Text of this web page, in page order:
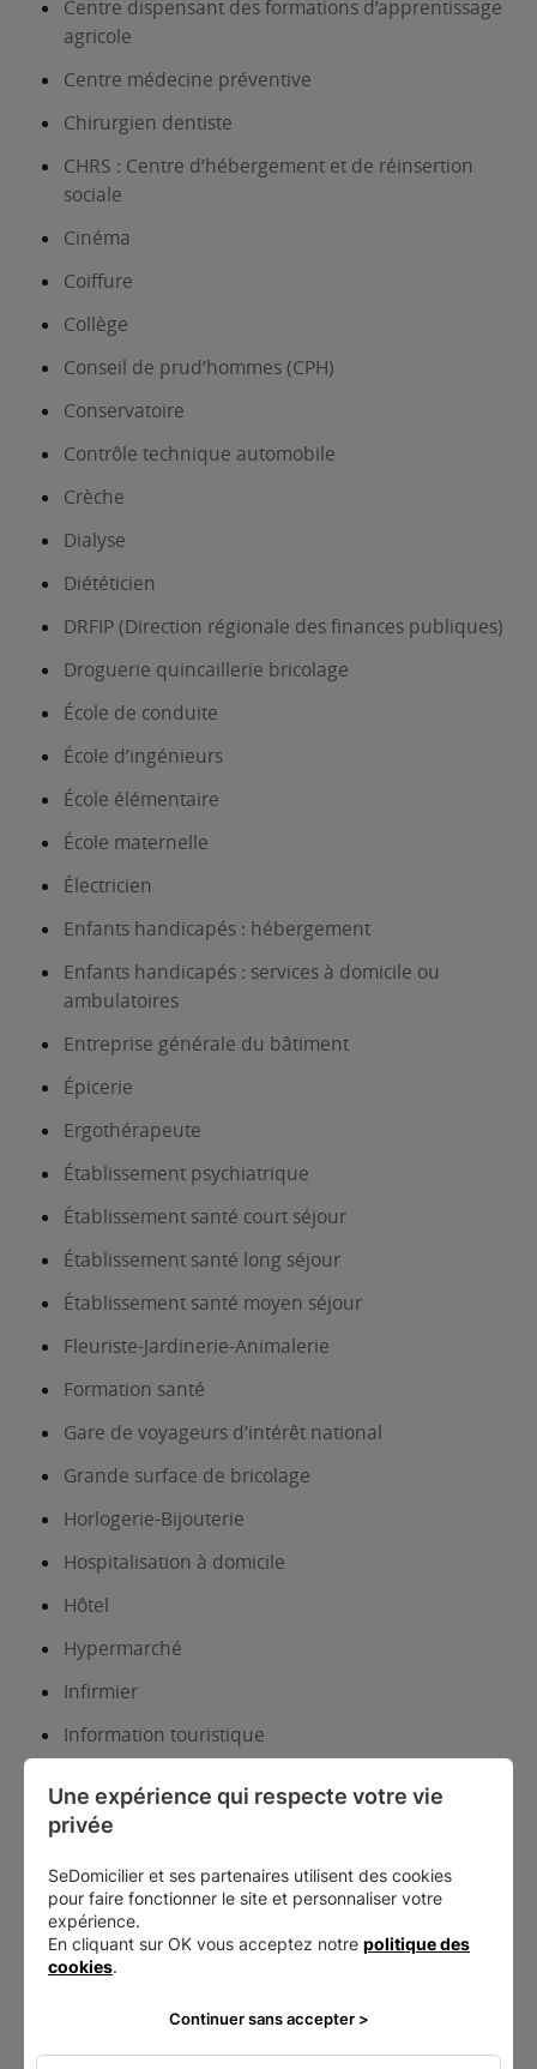
Centre dispensant des formations d’apprentissage
agricole
Centre médecine préventive
Chirurgien dentiste
CHRS : Centre d’hébergement et de réinsertion
sociale
Cinéma
Coiffure
Collège
Conseil de prud’hommes (CPH)
Conservatoire
Contrôle technique automobile
Crèche
Dialyse
Diététicien
DRFIP (Direction régionale des finances publiques)
Droguerie quincaillerie bricolage
École de conduite
École d’ingénieurs
École élémentaire
École maternelle
Électricien
Enfants handicapés : hébergement
Enfants handicapés : services à domicile ou
ambulatoires
Entreprise générale du bâtiment
Épicerie
Ergothérapeute
Établissement psychiatrique
Établissement santé court séjour
Établissement santé long séjour
Établissement santé moyen séjour
Fleuriste-Jardinerie-Animalerie
Formation santé
Gare de voyageurs d’intérêt national
Grande surface de bricolage
Horlogerie-Bijouterie
Hospitalisation à domicile
Hôtel
Hypermarché
Infirmier
Information touristique
Institut universitaire
Laboratoire d analyses et de biologie médicale
Librairie, papeterie, journaux
Lieux d’exposition et patrimoine
Lycée d’enseignement général et/ou
Une expérience qui respecte votre vie
privée
SeDomicilier et ses partenaires utilisent des cookies
pour faire fonctionner le site et personnaliser votre
expérience.
En cliquant sur OK vous acceptez notre politique des
cookies.
Continuer sans accepter >